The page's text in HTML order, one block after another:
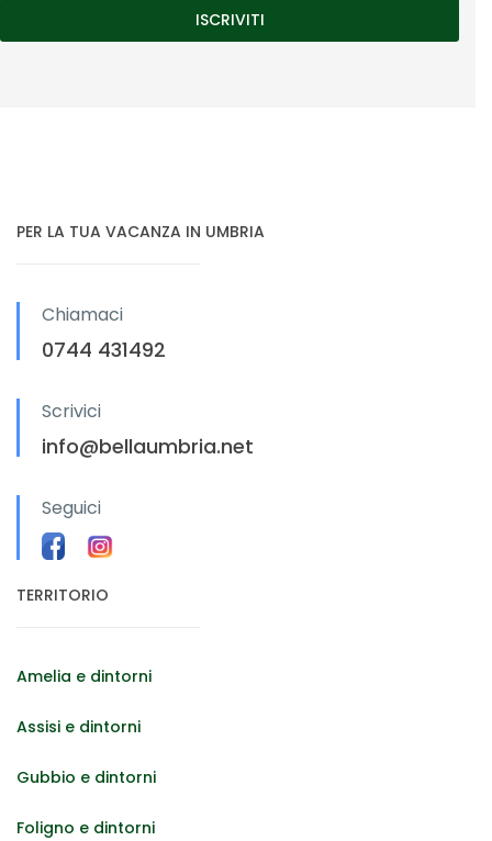
PER LA TUA VACANZA IN UMBRIA
Chiamaci
0744 431492
Scrivici
info@bellaumbria.net
Seguici
TERRITORIO
Amelia e dintorni
Assisi e dintorni
Gubbio e dintorni
Foligno e dintorni